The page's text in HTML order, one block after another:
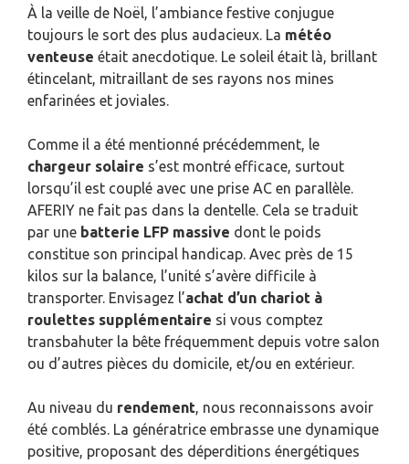
À la veille de Noël, l’ambiance festive conjugue
toujours le sort des plus audacieux. La météo
venteuse était anecdotique. Le soleil était là, brillant
étincelant, mitraillant de ses rayons nos mines
enfarinées et joviales.
Comme il a été mentionné précédemment, le
chargeur solaire s’est montré efficace, surtout
lorsqu’il est couplé avec une prise AC en parallèle.
AFERIY ne fait pas dans la dentelle. Cela se traduit
par une batterie LFP massive dont le poids
constitue son principal handicap. Avec près de 15
kilos sur la balance, l’unité s’avère difficile à
transporter. Envisagez l’achat d’un chariot à
roulettes supplémentaire si vous comptez
transbahuter la bête fréquemment depuis votre salon
ou d’autres pièces du domicile, et/ou en extérieur.
Au niveau du rendement, nous reconnaissons avoir
été comblés. La génératrice embrasse une dynamique
positive, proposant des déperditions énergétiques